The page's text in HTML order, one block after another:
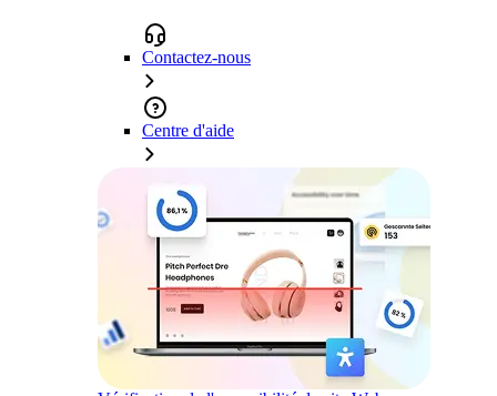
Contactez-nous
Centre d'aide